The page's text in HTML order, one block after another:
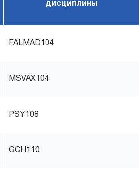
дисциплины
FALMAD104
MSVAX104
PSY108
GCH110